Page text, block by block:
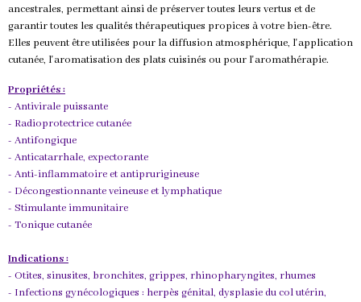
ancestrales, permettant ainsi de préserver toutes leurs vertus et de
garantir toutes les qualités thérapeutiques propices à votre bien-être.
Elles peuvent être utilisées pour la diffusion atmosphérique, l'application
cutanée, l'aromatisation des plats cuisinés ou pour l'aromathérapie.
Propriétés :
- Antivirale puissante
- Radioprotectrice cutanée
- Antifongique
- Anticatarrhale, expectorante
- Anti-inflammatoire et antiprurigineuse
- Décongestionnante veineuse et lymphatique
- Stimulante immunitaire
- Tonique cutanée
Indications :
- Otites, sinusites, bronchites, grippes, rhinopharyngites, rhumes
- Infections gynécologiques : herpès génital, dysplasie du col utérin,